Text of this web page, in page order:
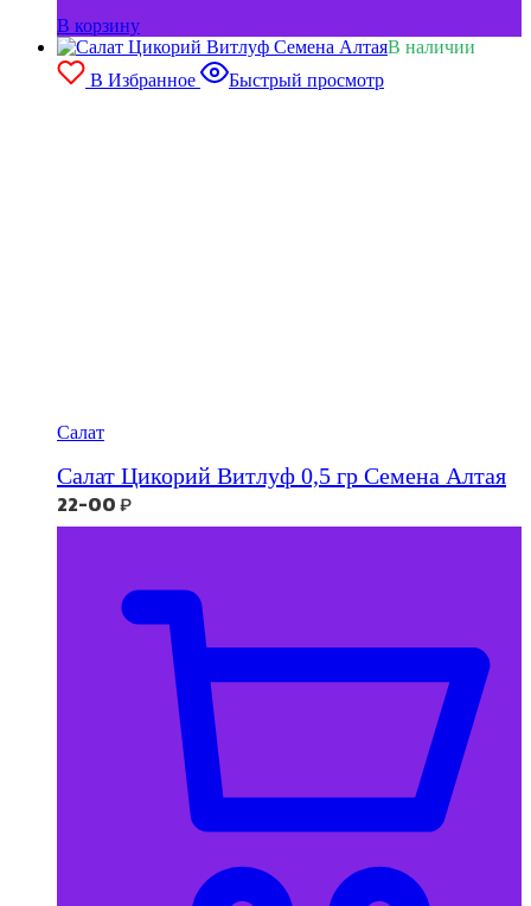
В корзину
В наличии
В Избранное
Быстрый просмотр
Салат
Салат Цикорий Витлуф 0,5 гр Семена Алтая
22-00₽